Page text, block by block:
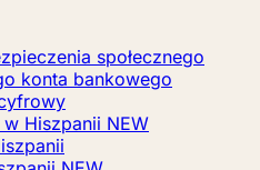
społecznego
konta bankowego
Hiszpanii NEW